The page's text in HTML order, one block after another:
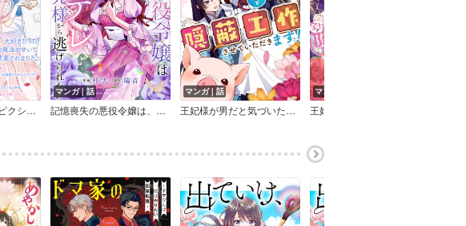
【無料】くろふねピクシブ コレクション 異世界令嬢ver.
マンガ｜話
記憶喪失の悪役令嬢は、攻略対象のヤンデレお義兄様から逃げられない
マンガ｜話
王妃様が男だと気づいた私が、全力で隠蔽工作させていただきます！ 【連載版】
マンガ｜巻